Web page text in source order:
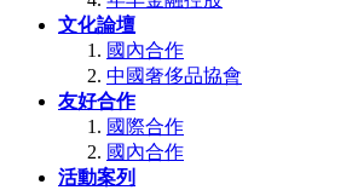
文化論壇
國內合作
中國奢侈品協會
友好合作
國際合作
國內合作
活動案列